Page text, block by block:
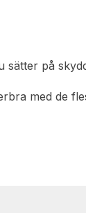
sätter på
med de